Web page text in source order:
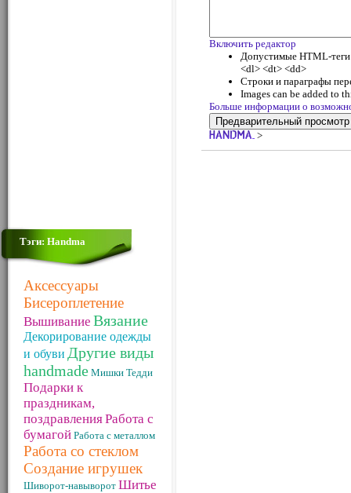
Тэги: Handma
Аксессуары
Бисероплетение
Вышивание Вязание
Декорирование одежды
и обуви Другие виды
handmade Мишки Тедди
Подарки к
праздникам,
поздравленияРабота с
бумагой Работа с металлом
Работа со стеклом
Создание игрушек
Шиворот-навыворот Шитье
Включить редактор
Допустимые HTML-
<dl> <dt> <dd>
Строки и параграфы
Images can be added to
Больше информации о
>